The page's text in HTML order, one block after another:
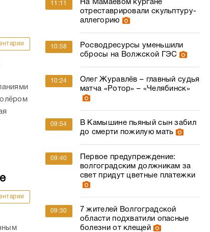
11:11
На Мамаевом кургане
отреставрировали скульптуру-
аллегорию
10:58
Росводресурсы уменьшили
сбросы на Волжской ГЭС
10:24
Олег Журавлёв – главный судья
матча «Ротор» – «Челябинск»
09:54
В Камышине пьяный сын забил
до смерти пожилую мать
09:40
Первое предупреждение:
волгоградским должникам за
свет придут цветные платежки
09:30
7 жителей Волгоградской
области подхватили опасные
болезни от клещей